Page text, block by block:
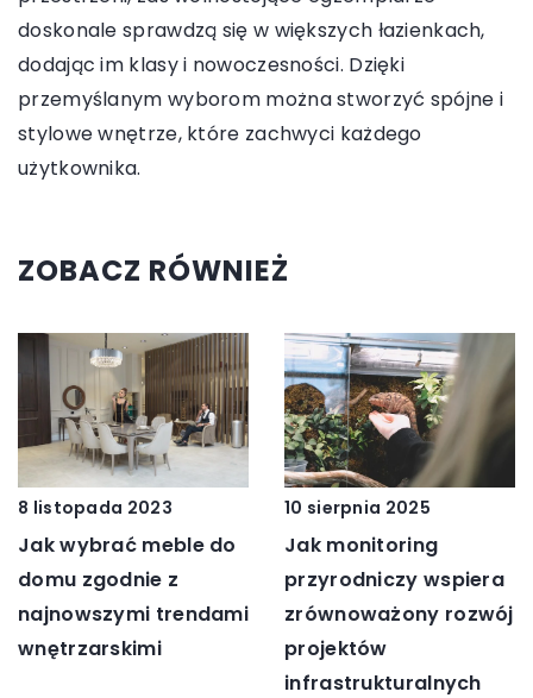
doskonale sprawdzą się w większych łazienkach,
dodając im klasy i nowoczesności. Dzięki
przemyślanym wyborom można stworzyć spójne i
stylowe wnętrze, które zachwyci każdego
użytkownika.
ZOBACZ RÓWNIEŻ
8 listopada 2023
Jak wybrać meble do
domu zgodnie z
najnowszymi trendami
wnętrzarskimi
10 sierpnia 2025
Jak monitoring
przyrodniczy wspiera
zrównoważony rozwój
projektów
infrastrukturalnych